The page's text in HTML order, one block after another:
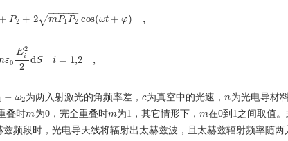
+ P2 + 2 mP1 P2
− −
−−−−
√ cos(ωt + φ) ,
=P 1+ P2 +2mP1P2cos (ωt+φ),
ε0
E2
i
2
dS i = 1,2 ,
cnε 0Ei22dS =1,2 ,
− ω2
ω2 为两入射激光的角频率差，c
c为真空中的光速，n
n 为光电导材
叠时m
m 为0，完全重叠时m
m为1，其它情形下， m
m在0到1之间取值
频段时，光电导天线将辐射出太赫兹波，且太赫兹辐射频率随两